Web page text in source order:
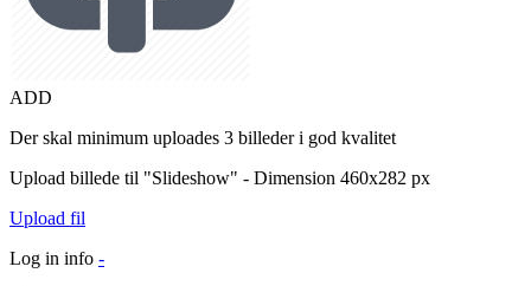
ADD
Der skal minimum uploades 3 billeder i god kvalitet
Upload billede til "Slideshow" - Dimension 460x282 px
Upload fil
Log in info -